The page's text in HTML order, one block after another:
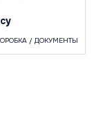
/ ДОКУМЕНТЫ